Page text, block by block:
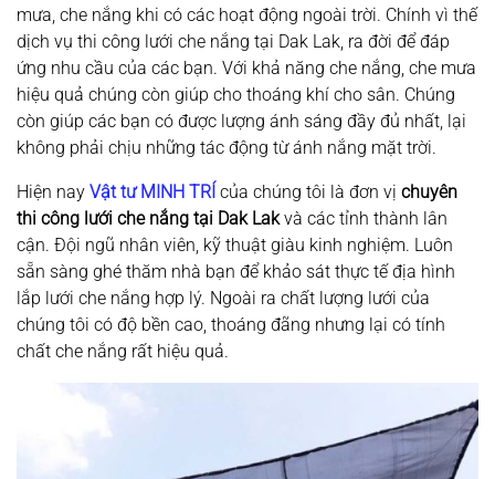
mưa, che nắng khi có các hoạt động ngoài trời. Chính vì thế
dịch vụ thi công lưới che nắng tại Dak Lak, ra đời để đáp
ứng nhu cầu của các bạn. Với khả năng che nắng, che mưa
hiệu quả chúng còn giúp cho thoáng khí cho sân. Chúng
còn giúp các bạn có được lượng ánh sáng đầy đủ nhất, lại
không phải chịu những tác động từ ánh nắng mặt trời.
Hiện nay Vật tư MINH TRÍ của chúng tôi là đơn vị chuyên
thi công lưới che nắng tại Dak Lakvà các tỉnh thành lân
cận. Đội ngũ nhân viên, kỹ thuật giàu kinh nghiệm. Luôn
sẵn sàng ghé thăm nhà bạn để khảo sát thực tế địa hình
lắp lưới che nắng hợp lý. Ngoài ra chất lượng lưới của
chúng tôi có độ bền cao, thoáng đãng nhưng lại có tính
chất che nắng rất hiệu quả.